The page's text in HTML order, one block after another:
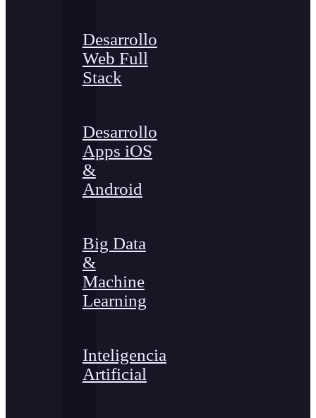
Desarrollo
Web Full
Stack
Desarrollo
Apps iOS
&
Android
Big Data
&
Machine
Learning
Inteligencia
Artificial